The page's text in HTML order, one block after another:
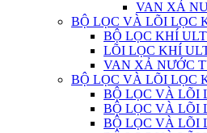
VAN XẢ
BỘ LỌC VÀ LÕI LỌC
BỘ LỌC KHÍ
LÕI LỌC KHÍ
VAN XẢ NƯỚC
BỘ LỌC VÀ LÕI LỌC
BỘ LỌC VÀ LÕI
BỘ LỌC VÀ LÕI
BỘ LỌC VÀ LÕI